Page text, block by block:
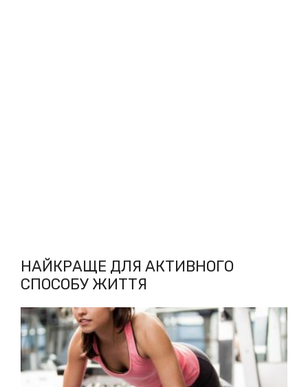
НАЙКРАЩЕ ДЛЯ АКТИВНОГО
СПОСОБУ ЖИТТЯ